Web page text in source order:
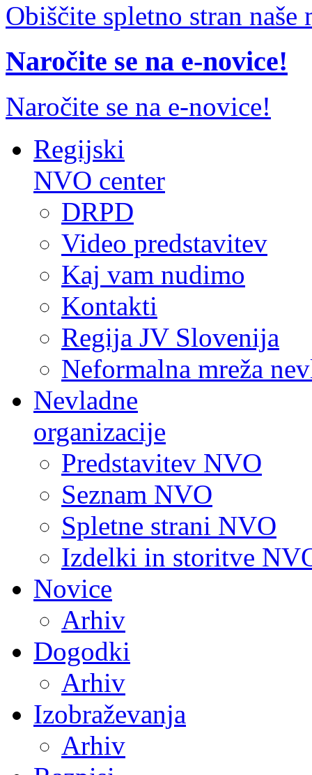
Obiščite spletno stran naše
Naročite se na e-novice!
Naročite se na e-novice!
Regijski
NVO center
DRPD
Video predstavitev
Kaj vam nudimo
Kontakti
Regija JV Slovenija
Neformalna mreža
Nevladne
organizacije
Predstavitev NVO
Seznam NVO
Spletne strani NVO
Izdelki in storitve
Novice
Arhiv
Dogodki
Arhiv
Izobraževanja
Arhiv